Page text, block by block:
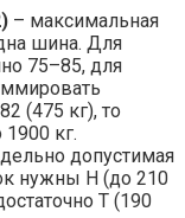
– максимальная
шина. Для
75–85, для
(475 кг), то
кг.
допустимая
нужны H (до 210
T (190